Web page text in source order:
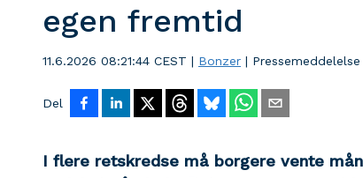
egen fremtid
11.6.2026 08:21:44 CEST | Bonzer | Pressemeddelelse
Del
I flere retskredse må borgere vente